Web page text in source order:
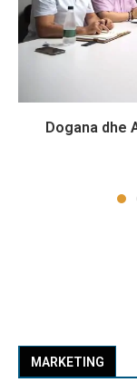
Dogana dhe
MARKETING